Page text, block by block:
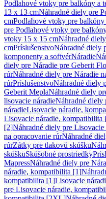
Podlahové vtoky pre balkóny a
13 x 13 cmNáhradné diely pre
cmPodlahové vtoky pre balkóny
pre Podlahové vtoky pre
vtoky 15 x 15 cmNáhradné
cmPríslušenstvoNáhradné diely
komponenty a softvérNáradie
diely pre Náradie pre Geberit
rúrNáhradné diely pre Náradie
rúrPríslušenstvoNáhradné diely
Geberit MeplaNáhradné diely
lisovacie náradieNáhradné diely
náradieLisovacie náradie,
Lisovacie náradie, kompatibilita
[2]Náhradné diely pre
na opracovanie rúrNáhradné
rúrZátky pre tlakovú skúšku
skúškuSkúšobné prostriedky
MapressNáhradné diely pre
náradie, kompatibilita [1]
kompatibilita [1]Lisovacie
pre Lisovacie náradie,